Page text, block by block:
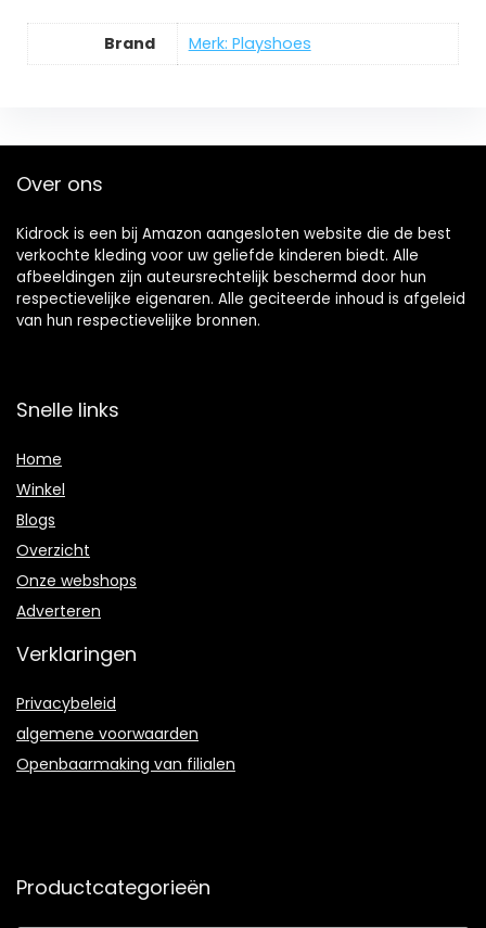
Brand Merk: Playshoes
Over ons
Kidrock is een bij Amazon aangesloten website die de best
verkochte kleding voor uw geliefde kinderen biedt. Alle
afbeeldingen zijn auteursrechtelijk beschermd door hun
respectievelijke eigenaren. Alle geciteerde inhoud is afgeleid
van hun respectievelijke bronnen.
Snelle links
Home
Winkel
Blogs
Overzicht
Onze webshops
Adverteren
Verklaringen
Privacybeleid
algemene voorwaarden
Openbaarmaking van filialen
Productcategorieën